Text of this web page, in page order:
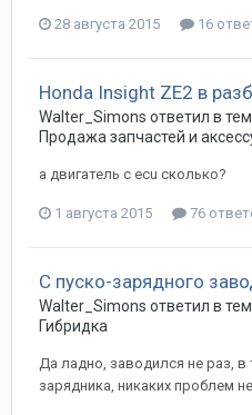
28 августа 2015 16
Honda Insight ZE2 в
Walter_Simons ответил в
Продажа запчастей и
а двигатель с ecu сколько?
1 августа 2015 76
С пуско-зарядного
Walter_Simons ответил в
Гибридка
Да ладно, заводился не раз, в
зарядника, никаких проблем